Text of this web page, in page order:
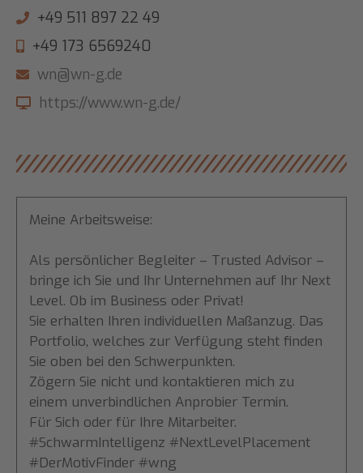
+49 511 897 22 49
+49 173 6569240
wn@wn-g.de
https://www.wn-g.de/
Meine Arbeitsweise:
Als persönlicher Begleiter – Trusted Advisor –
bringe ich Sie und Ihr Unternehmen auf Ihr Next
Level. Ob im Business oder Privat!
Sie erhalten Ihren individuellen Maßanzug. Das
Portfolio, welches zur Verfügung steht finden
Sie oben bei den Schwerpunkten.
Zögern Sie nicht und kontaktieren mich zu
einem unverbindlichen Anprobier Termin.
Für Sich oder für Ihre Mitarbeiter.
#SchwarmIntelligenz #NextLevelPlacement
#DerMotivFinder #wng